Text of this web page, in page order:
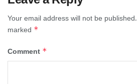
Your email address will not be published.
marked *
Comment *